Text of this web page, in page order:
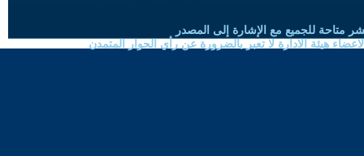
متاحة للجميع مع الإشارة إلى المصدر
هيئة الادارة لا تعبر بالضرورة عن رأي الحوار المتمدن